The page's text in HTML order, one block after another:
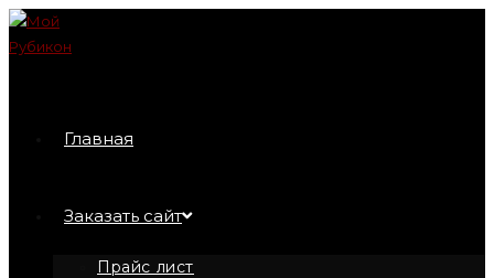
Перейти
к
Главная
Заказать сайт
Прайс лист